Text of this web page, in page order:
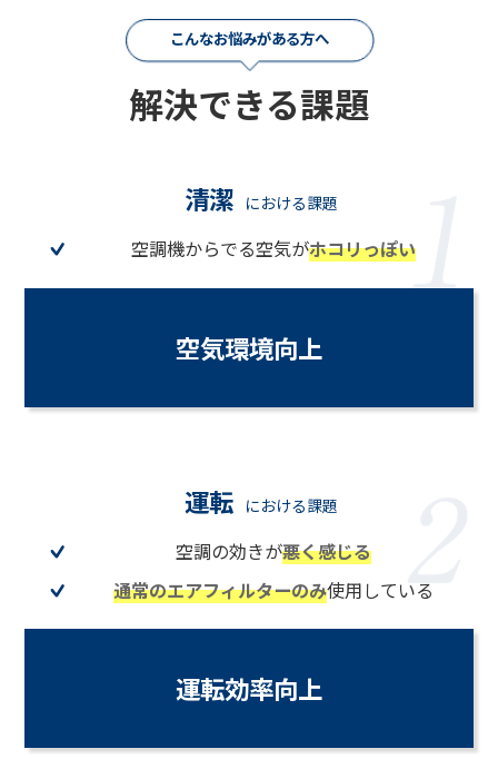
こんなお悩みがある方へ
解決できる課題
清潔 における課題
空調機からでる空気がホコリっぽい
空気環境向上
運転 における課題
空調の効きが悪く感じる
通常のエアフィルターのみ使用している
運転効率向上